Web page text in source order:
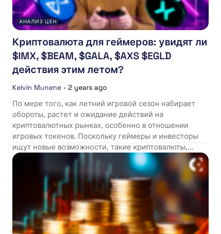
АНАЛИЗ ЦЕН
Криптовалюта для геймеров: увидят ли
$IMX, $BEAM, $GALA, $AXS $EGLD
действия этим летом?
Kelvin Munene - 2 years ago
По мере того, как летний игровой сезон набирает
обороты, растет и ожидание действий на
криптовалютных рынках, особенно в отношении
игровых токенов. Поскольку геймеры и инвесторы
ищут новые возможности, такие криптовалюты,...